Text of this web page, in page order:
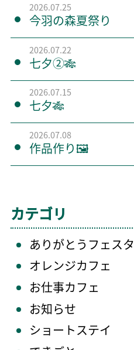
2026.07.25
今羽の森夏祭り
2026.07.22
七夕②🎋
2026.07.15
七夕🎋
2026.07.08
作品作り🖼️
カテゴリ
ありがとうフェスタ
オレンジカフェ
お仕事カフェ
お知らせ
ショートステイ